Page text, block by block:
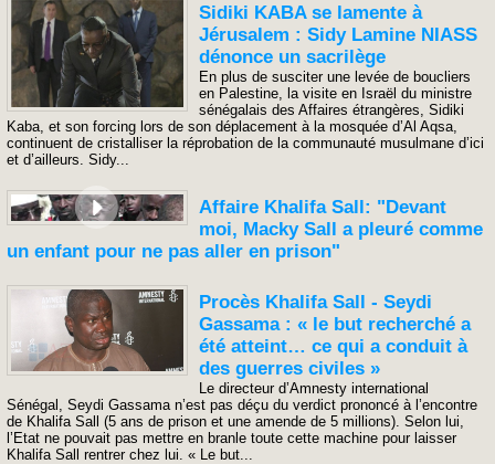
Sidiki KABA se lamente à
Jérusalem : Sidy Lamine NIASS
dénonce un sacrilège
En plus de susciter une levée de boucliers
en Palestine, la visite en Israël du ministre
sénégalais des Affaires étrangères, Sidiki
Kaba, et son forcing lors de son déplacement à la mosquée d’Al Aqsa,
continuent de cristalliser la réprobation de la communauté musulmane d’ici
et d’ailleurs. Sidy...
Affaire Khalifa Sall: "Devant
moi, Macky Sall a pleuré comme
un enfant pour ne pas aller en prison"
Procès Khalifa Sall - Seydi
Gassama : « le but recherché a
été atteint… ce qui a conduit à
des guerres civiles »
Le directeur d’Amnesty international
Sénégal, Seydi Gassama n’est pas déçu du verdict prononcé à l’encontre
de Khalifa Sall (5 ans de prison et une amende de 5 millions). Selon lui,
l’Etat ne pouvait pas mettre en branle toute cette machine pour laisser
Khalifa Sall rentrer chez lui. « Le but...